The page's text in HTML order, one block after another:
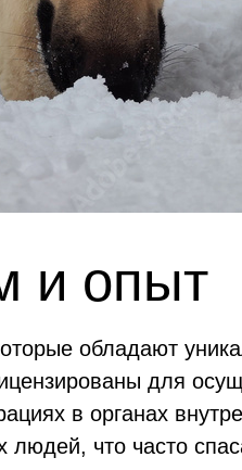
и опыт
обладают
для
в органах
что часто